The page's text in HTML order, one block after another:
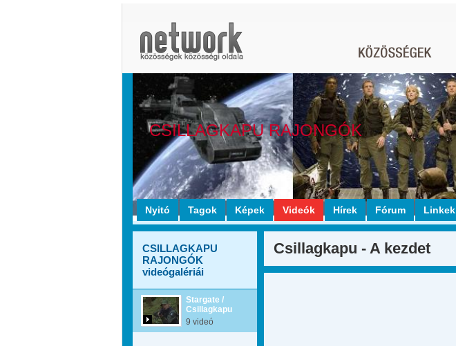
CSILLAGKAPU RAJONGÓK
Nyitó Tagok Képek Videók Hírek Fórum Linkek
CSILLAGKAPU
RAJONGÓK
videógalériái
Stargate /
Csillagkapu
9 videó
Csillagkapu - A kezdet